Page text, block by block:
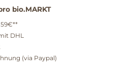
bio.MARKT
DHL
(via Paypal)